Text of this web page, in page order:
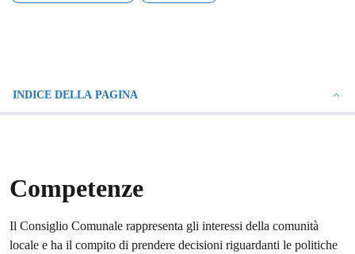
INDICE DELLA PAGINA
Competenze
Il Consiglio Comunale rappresenta gli interessi della comunità
locale e ha il compito di prendere decisioni riguardanti le politiche